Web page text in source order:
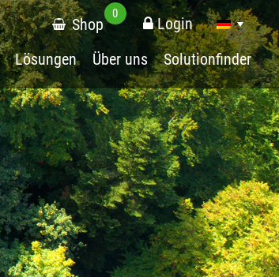
Shop
0
Login
Lösungen Über uns Solutionfinder